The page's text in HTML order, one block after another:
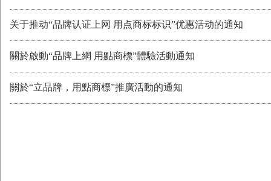
关于推动“品牌认证上网 用点商标标识”优惠活动的通知
關於啟動“品牌上網 用點商標”體驗活動通知
關於“立品牌，用點商標”推廣活動的通知